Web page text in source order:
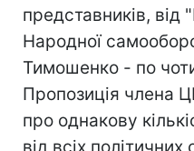
представників, від
Народної
Тимошенко - по
Пропозиція члена
про однакову